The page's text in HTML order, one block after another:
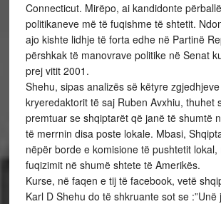
Connecticut. Mirëpo, ai kandidonte
politikaneve më të fuqishme të shtetit.
ajo kishte lidhje të forta edhe në Partinë
përshkak të manovrave politike në Senat
prej vitit 2001.
Shehu, sipas analizës së këtyre
kryeredaktorit të saj Ruben Avxhiu, thuhet
premtuar se shqiptarët që janë të shumtë
të merrnin disa poste lokale. Mbasi,
nëpër borde e komisione të pushtetit lokal,
fuqizimit në shumë shtete të Amerikës.
Kurse, në faqen e tij të facebook, vetë
Karl D Shehu do të shkruante sot se